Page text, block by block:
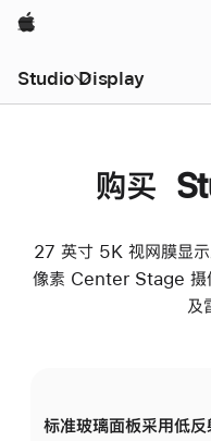
Apple
Studio Display
购买
27 英寸 5K 视网膜显
像素 Center Stage 摄
及
标准玻璃面板采用低反